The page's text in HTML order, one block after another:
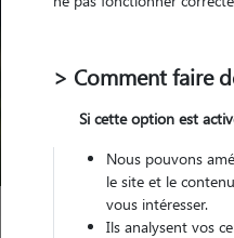
Pour
Trouver
Garde animaux France
> Comment faire
Si cette option est
Nous pouvons
le site et le
vous intéresser.
Ils analysent vos